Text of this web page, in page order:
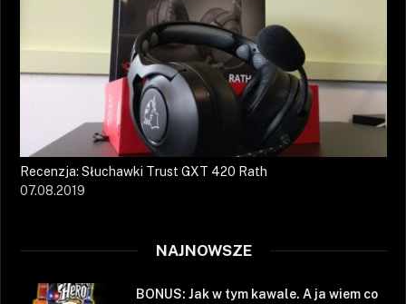
Recenzja: Słuchawki Trust GXT 420 Rath
07.08.2019
NAJNOWSZE
BONUS: Jak w tym kawale. A ja wiem co